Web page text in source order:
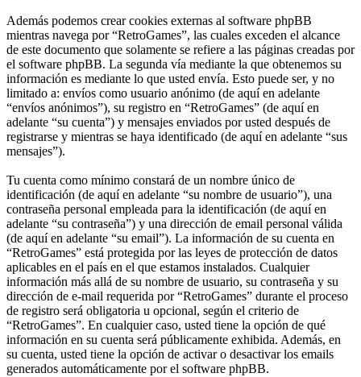
Además podemos crear cookies externas al software phpBB
mientras navega por “RetroGames”, las cuales exceden el alcance
de este documento que solamente se refiere a las páginas creadas por
el software phpBB. La segunda vía mediante la que obtenemos su
información es mediante lo que usted envía. Esto puede ser, y no
limitado a: envíos como usuario anónimo (de aquí en adelante
“envíos anónimos”), su registro en “RetroGames” (de aquí en
adelante “su cuenta”) y mensajes enviados por usted después de
registrarse y mientras se haya identificado (de aquí en adelante “sus
mensajes”).
Tu cuenta como mínimo constará de un nombre único de
identificación (de aquí en adelante “su nombre de usuario”), una
contraseña personal empleada para la identificación (de aquí en
adelante “su contraseña”) y una dirección de email personal válida
(de aquí en adelante “su email”). La información de su cuenta en
“RetroGames” está protegida por las leyes de protección de datos
aplicables en el país en el que estamos instalados. Cualquier
información más allá de su nombre de usuario, su contraseña y su
dirección de e-mail requerida por “RetroGames” durante el proceso
de registro será obligatoria u opcional, según el criterio de
“RetroGames”. En cualquier caso, usted tiene la opción de qué
información en su cuenta será públicamente exhibida. Además, en
su cuenta, usted tiene la opción de activar o desactivar los emails
generados automáticamente por el software phpBB.